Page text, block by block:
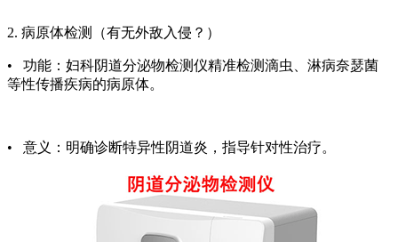
2. 病原体检测（有无外敌入侵？）
• 功能： 妇科阴道分泌物检测仪精准检测滴虫、淋病奈瑟菌
等性传播疾病的病原体。
• 意义：明确诊断特异性阴道炎，指导针对性治疗。